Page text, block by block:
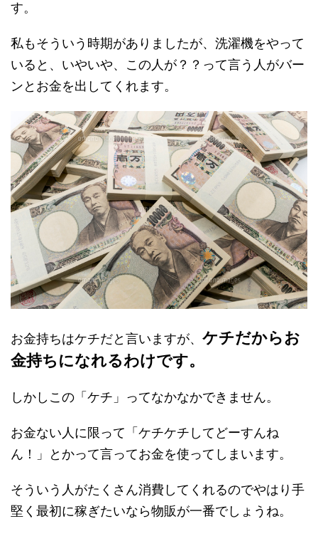
す。
私もそういう時期がありましたが、洗濯機をやって
いると、いやいや、この人が？？って言う人がバー
ンとお金を出してくれます。
お金持ちはケチだと言いますが、 ケチだからお
金持ちになれるわけです。
しかしこの「ケチ」ってなかなかできません。
お金ない人に限って「ケチケチしてどーすんね
ん！」とかって言ってお金を使ってしまいます。
そういう人がたくさん消費してくれるのでやはり手
堅く最初に稼ぎたいなら物販が一番でしょうね。